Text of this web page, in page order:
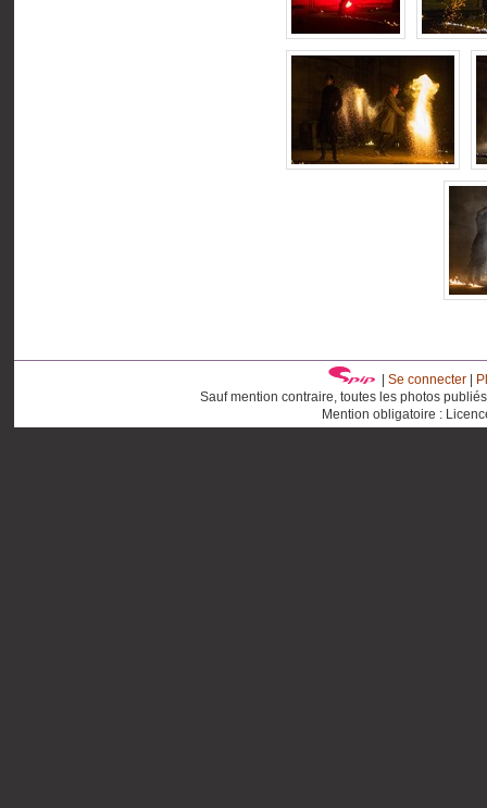
Se connecter|
Sauf mention contraire, toutes les photos
Mention obligatoire :